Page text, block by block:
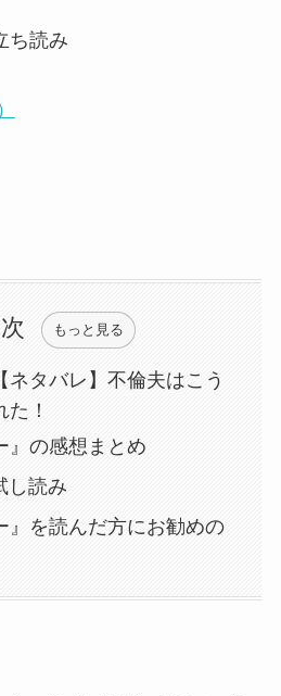
ち読み
もっと見る
ネタバレ】不倫夫はこう
！
』の感想まとめ
し読み
』を読んだ方にお勧めの